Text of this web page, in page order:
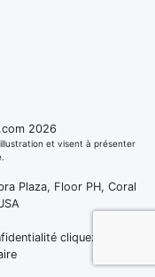
2026
et visent à présenter
Plaza, Floor PH, Coral
cliquez